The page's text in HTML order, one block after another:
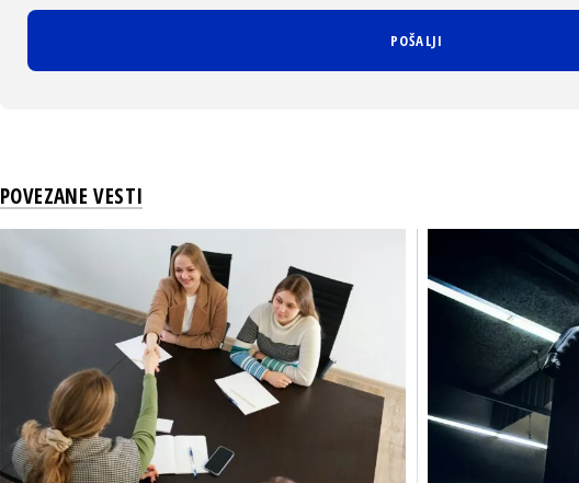
POVEZANE VESTI